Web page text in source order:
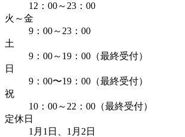
12：00～23：00
火～金
9：00～23：00
土
9：00～19：00（最終受付）
日
9：00〜19：00（最終受付）
祝
10：00～22：00（最終受付）
定休日
1月1日、1月2日